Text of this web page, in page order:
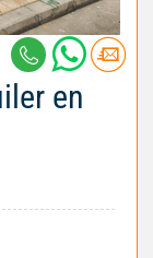
en